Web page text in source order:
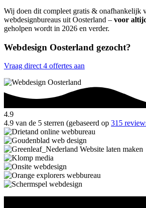
Wij doen dit compleet gratis & onafhankelijk
webdesignbureaus uit Oosterland – voor
geholpen wordt in 2026 en verder.
Webdesign Oosterland gezocht?
Vraag direct 4 offertes aan
4.9
4.9 van de 5 sterren (gebaseerd op 315